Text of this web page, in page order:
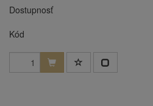
Dostupnosť
Kód